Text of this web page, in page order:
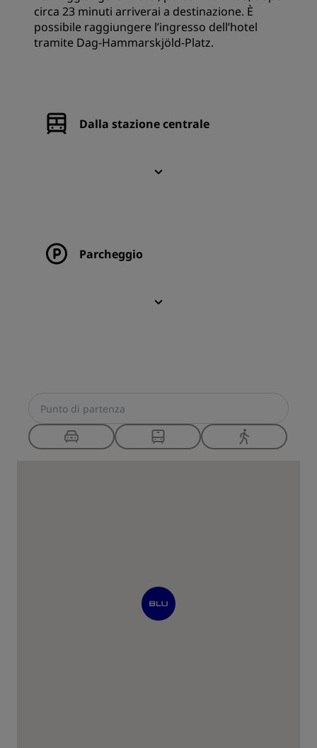
circa 23 minuti arriverai a destinazione. È
possibile raggiungere l’ingresso dell’hotel
tramite Dag-Hammarskjöld-Platz.
Dalla stazione centrale
Parcheggio